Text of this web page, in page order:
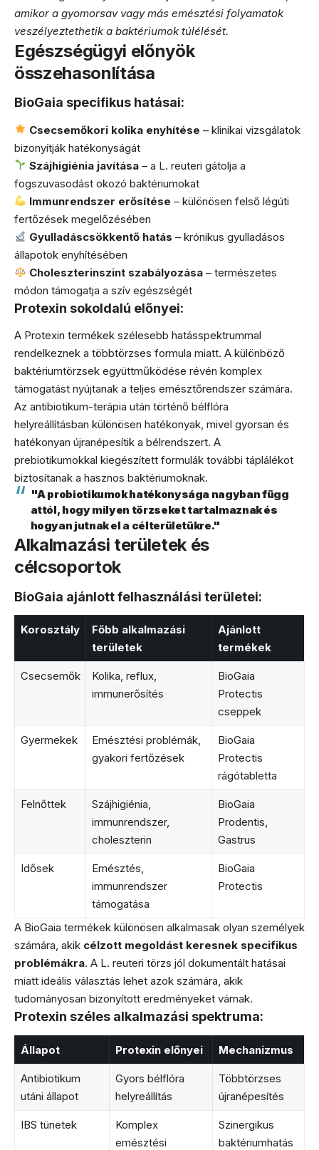
amikor a gyomorsav vagy más emésztési folyamatok
veszélyeztethetik a baktériumok túlélését.
Egészségügyi előnyök
összehasonlítása
BioGaia specifikus hatásai:
Csecsemőkori kolika enyhítése – klinikai vizsgálatok
bizonyítják hatékonyságát
Szájhigiénia javítása – a L. reuteri gátolja a
fogszuvasodást okozó baktériumokat
Immunrendszer erősítése – különösen felső légúti
fertőzések megelőzésében
Gyulladáscsökkentő hatás – krónikus gyulladásos
állapotok enyhítésében
Choleszterinszint szabályozása – természetes
módon támogatja a szív egészségét
Protexin sokoldalú előnyei:
A Protexin termékek szélesebb hatásspektrummal
rendelkeznek a többtörzses formula miatt. A különböző
baktériumtörzsek együttműködése révén komplex
támogatást nyújtanak a teljes emésztőrendszer számára.
Az antibiotikum-terápia után történő bélflóra
helyreállításban különösen hatékonyak, mivel gyorsan és
hatékonyan újranépesítik a bélrendszert. A
prebiotikumokkal kiegészített formulák további táplálékot
biztosítanak a hasznos baktériumoknak.
"A probiotikumok hatékonysága nagyban függ
attól, hogy milyen törzseket tartalmaznak és
hogyan jutnak el a célterületükre."
Alkalmazási területek és
célcsoportok
BioGaia ajánlott felhasználási területei:
Korosztály
Főbb alkalmazási
területek
Ajánlott
termékek
Csecsemők
Kolika, reflux,
immunerősítés
BioGaia
Protectis
cseppek
Gyermekek
Emésztési problémák,
gyakori fertőzések
BioGaia
Protectis
rágótabletta
Felnőttek
Szájhigiénia,
immunrendszer,
choleszterin
BioGaia
Prodentis,
Gastrus
Idősek
Emésztés,
immunrendszer
támogatása
BioGaia
Protectis
A BioGaia termékek különösen alkalmasak olyan személyek
számára, akik célzott megoldást keresnek specifikus
problémákra. A L. reuteri törzs jól dokumentált hatásai
miatt ideális választás lehet azok számára, akik
tudományosan bizonyított eredményeket várnak.
Protexin széles alkalmazási spektruma:
Állapot Protexin előnyei Mechanizmus
Antibiotikum
utáni állapot
Gyors bélflóra
helyreállítás
Többtörzses
újranépesítés
IBS tünetek
Komplex
emésztési
Szinergikus
baktériumhatás